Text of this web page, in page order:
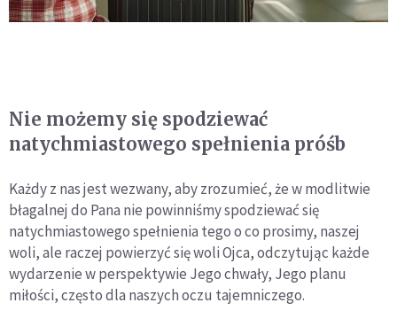
Nie możemy się spodziewać
natychmiastowego spełnienia próśb
Każdy z nas jest wezwany, aby zrozumieć, że w modlitwie
błagalnej do Pana nie powinniśmy spodziewać się
natychmiastowego spełnienia tego o co prosimy, naszej
woli, ale raczej powierzyć się woli Ojca, odczytując każde
wydarzenie w perspektywie Jego chwały, Jego planu
miłości, często dla naszych oczu tajemniczego.